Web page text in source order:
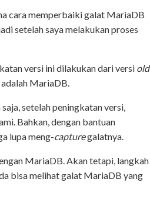
cara memperbaiki galat MariaDB
setelah saya melakukan proses
versi ini dilakukan dari versi old
MariaDB.
setelah peningkatan versi,
Bahkan, dengan bantuan
lupa meng-capturegalatnya.
MariaDB. Akan tetapi, langkah
bisa melihat galat MariaDB yang